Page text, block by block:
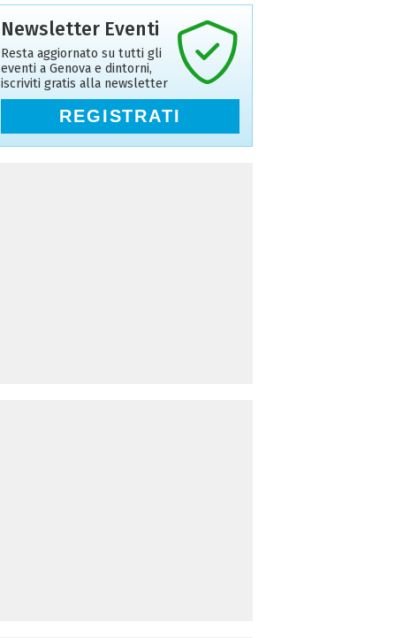
Newsletter Eventi
Resta aggiornato su tutti gli
eventi a Genova e dintorni,
iscriviti gratis alla newsletter
REGISTRATI